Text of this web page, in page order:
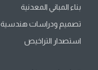
بناء المباني المعدنية
تصميم ودراسات هندسية
استصدار التراخيص